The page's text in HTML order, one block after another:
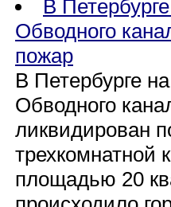
В
Обводного
пожар
В Петербурге
Обводного
ликвидирован
трехкомнатной
площадью 20